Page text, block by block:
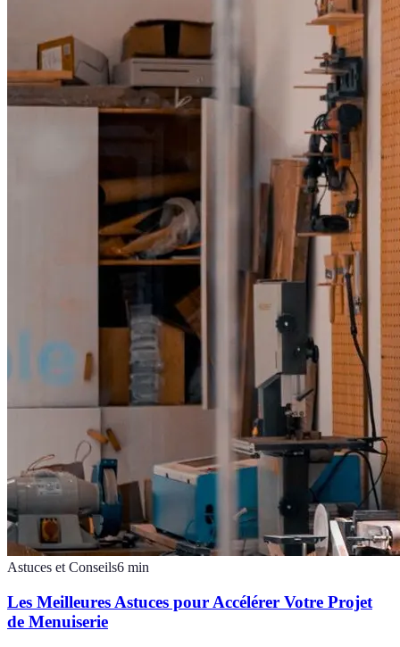
Astuces et Conseils6 min
Les Meilleures Astuces pour Accélérer Votre Projet
de Menuiserie